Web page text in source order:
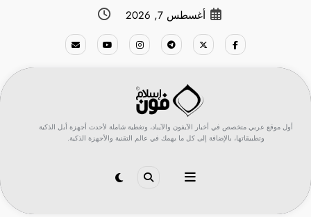
أغسطس 7, 2026
أول موقع عربي متخصص في أخبار الآيفون والآيباد، وتغطية شاملة لأحدث أجهزة أبل الذكية
وتطبيقاتها، بالإضافة إلى كل ما يهمك في عالم التقنية والأجهزة الذكية.